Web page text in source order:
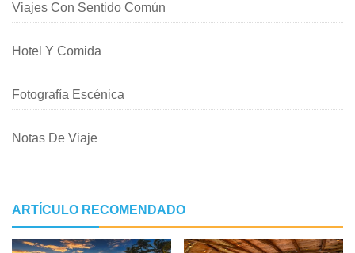
Viajes Con Sentido Común
Hotel Y Comida
Fotografía Escénica
Notas De Viaje
ARTÍCULO RECOMENDADO